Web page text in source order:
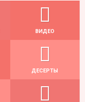
ВИДЕО
ДЕСЕРТЫ